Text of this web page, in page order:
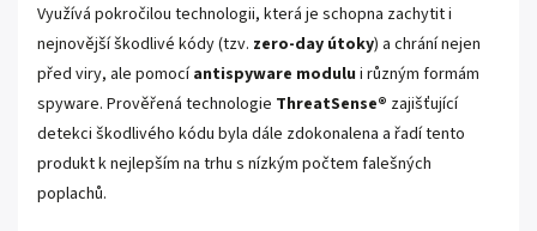
Využívá pokročilou technologii, která je schopna zachytit i
nejnovější škodlivé kódy (tzv. zero-day útoky) a chrání nejen
před viry, ale pomocíantispyware modulu i různým formám
spyware. Prověřená technologie ThreatSense® zajišťující
detekci škodlivého kódu byla dále zdokonalena a řadí tento
produkt k nejlepším na trhu s nízkým počtem falešných
poplachů.